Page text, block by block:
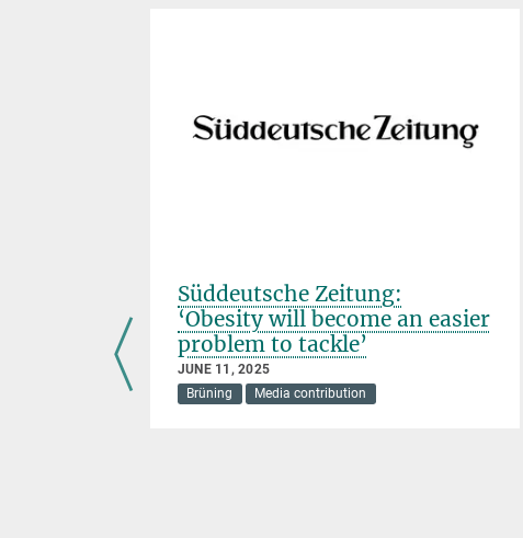
Süddeutsche Zeitung:
‘Obesity will become an easier
problem to tackle’
JUNE 11, 2025
Brüning
Media contribution